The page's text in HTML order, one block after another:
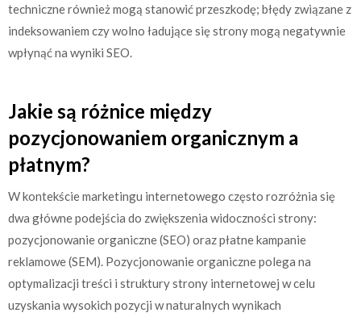
techniczne również mogą stanowić przeszkodę; błędy związane z
indeksowaniem czy wolno ładujące się strony mogą negatywnie
wpłynąć na wyniki SEO.
Jakie są różnice między
pozycjonowaniem organicznym a
płatnym?
W kontekście marketingu internetowego często rozróżnia się
dwa główne podejścia do zwiększenia widoczności strony:
pozycjonowanie organiczne (SEO) oraz płatne kampanie
reklamowe (SEM). Pozycjonowanie organiczne polega na
optymalizacji treści i struktury strony internetowej w celu
uzyskania wysokich pozycji w naturalnych wynikach